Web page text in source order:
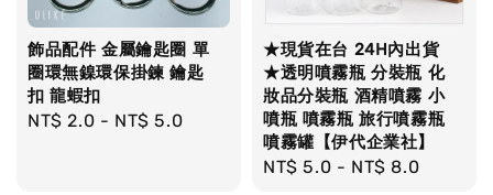
飾品配件 金屬鑰匙圈 單
圈環無鎳環保掛鍊 鑰匙
扣 龍蝦扣
Regular
NT$ 2.0 - NT$ 5.0
★現貨在台 24H內出貨
★透明噴霧瓶 分裝瓶 化
妝品分裝瓶 酒精噴霧 小
噴瓶 噴霧瓶 旅行噴霧瓶
噴霧罐【伊代企業社】
Regular
NT$ 5.0 - NT$ 8.0